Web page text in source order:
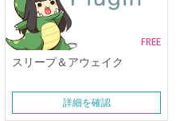
FREE
スリープ＆アウェイク
詳細を確認